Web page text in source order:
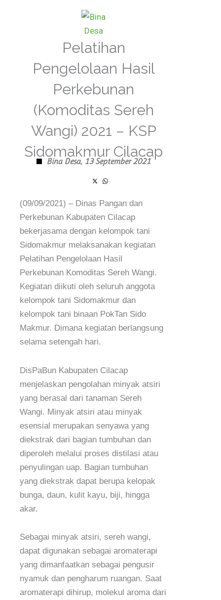
Pelatihan
Pengelolaan Hasil
Perkebunan
(Komoditas Sereh
Wangi) 2021 – KSP
Sidomakmur Cilacap
Bina Desa, 13 September 2021
(09/09/2021) – Dinas Pangan dan
Perkebunan Kabupaten Cilacap
bekerjasama dengan kelompok tani
Sidomakmur melaksanakan kegiatan
Pelatihan Pengelolaan Hasil
Perkebunan Komoditas Sereh Wangi.
Kegiatan diikuti oleh seluruh anggota
kelompok tani Sidomakmur dan
kelompok tani binaan PokTan Sido
Makmur. Dimana kegiatan berlangsung
selama setengah hari.
DisPaBun Kabupaten Cilacap
menjelaskan pengolahan minyak atsiri
yang berasal dari tanaman Sereh
Wangi. Minyak atsiri atau minyak
esensial merupakan senyawa yang
diekstrak dari bagian tumbuhan dan
diperoleh melalui proses distilasi atau
penyulingan uap. Bagian tumbuhan
yang diekstrak dapat berupa kelopak
bunga, daun, kulit kayu, biji, hingga
akar.
Sebagai minyak atsiri, sereh wangi,
dapat digunakan sebagai aromaterapi
yang dimanfaatkan sebagai pengusir
nyamuk dan pengharum ruangan. Saat
aromaterapi dihirup, molekul aroma dari